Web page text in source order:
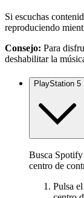
Si escuchas
reproduciendo
Consejo: Para
deshabilitar la
PlayStation 5
Busca
centro de
Pulsa